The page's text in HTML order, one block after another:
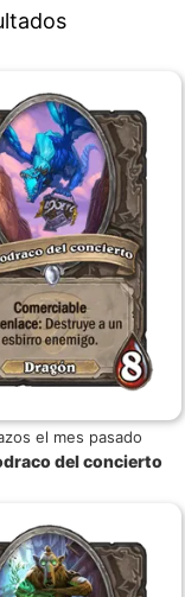
el mes pasado
del concierto